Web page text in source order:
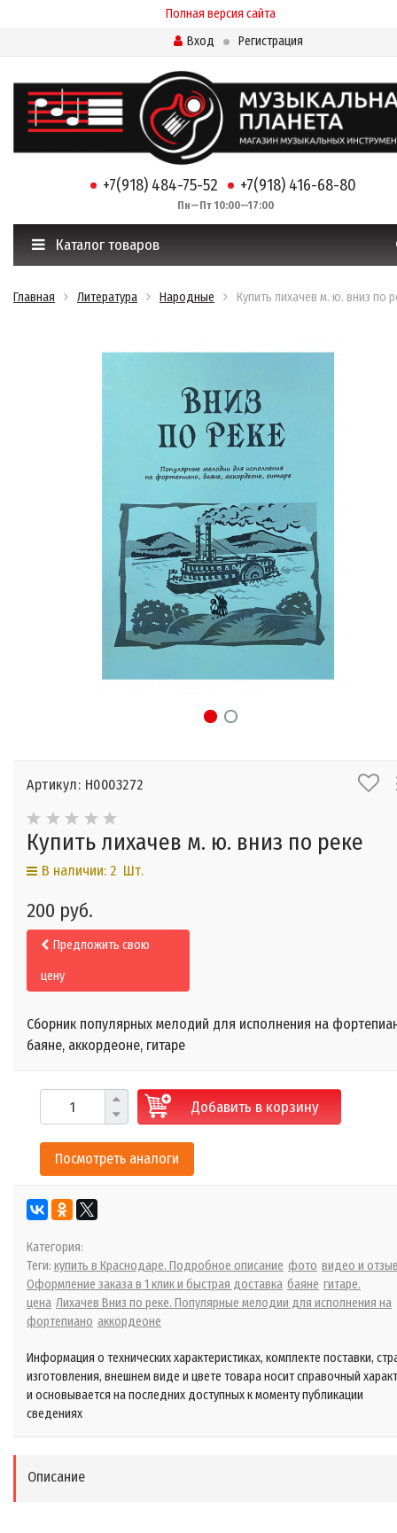
Полная версия сайта
Вход
Регистрация
+7(918) 484-75-52 +7(918) 416-68-80
Пн—Пт 10:00—17:00
Каталог товаров
Главная Литература Народные Купить лихачев м. ю. вниз по
Артикул: Н0003272
Купить лихачев м. ю. вниз по реке
В наличии: 2 Шт.
200 руб.
Предложить свою
цену
Сборник популярных мелодий для исполнения на
баяне, аккордеоне, гитаре
Добавить в корзину
Посмотреть аналоги
Категория:
Теги: купить в Краснодаре. Подробное описание фото видео и
Оформление заказа в 1 клик и быстрая доставка баяне гитаре.
цена Лихачев Вниз по реке. Популярные мелодии для исполнения на
фортепиано аккордеоне
Информация о технических характеристиках, комплекте поставки,
изготовления, внешнем виде и цвете товара носит справочный
и основывается на последних доступных к моменту публикации
сведениях
Описание